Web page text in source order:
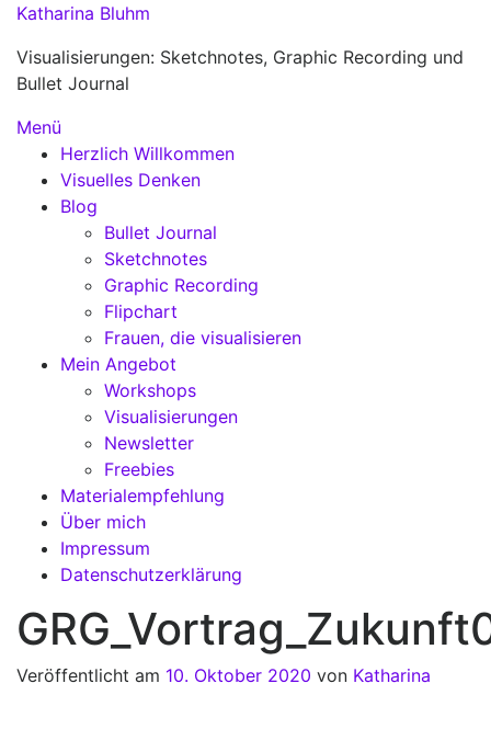
Zum
springen
Katharina Bluhm
Visualisierungen: Sketchnotes, Graphic Recording und
Bullet Journal
Menü
Herzlich Willkommen
Visuelles Denken
Blog
Bullet Journal
Sketchnotes
Graphic Recording
Flipchart
Frauen, die visualisieren
Mein Angebot
Workshops
Visualisierungen
Newsletter
Freebies
Materialempfehlung
Über mich
Impressum
Datenschutzerklärung
Veröffentlicht am 10. Oktober 2020 von Katharina